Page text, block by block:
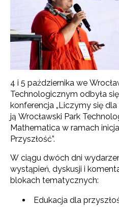
4 i 5 października we
Technologicznym odbyła
konferencja „Liczymy się dla
ją Wrocławski Park
Mathematica w ramach
Przyszłość”.
W ciągu dwóch dni
wystąpień, dyskusji i
blokach tematycznych:
Edukacja dla